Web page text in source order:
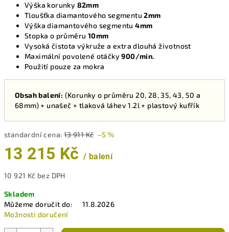
Výška korunky 82mm
Tloušťka diamantového segmentu 2mm
Výška diamantového segmentu 4mm
Stopka o průměru 10mm
Vysoká čistota výkruže a extra dlouhá životnost
Maximální povolené otáčky 900/min.
Použití pouze za mokra
Obsah balení: (Korunky o průměru 20, 28, 35, 43, 50 a
68mm) + unašeč + tlaková láhev 1.2l + plastový kufřík
standardní cena: 13 911 Kč –5 %
13 215 Kč / balení
10 921 Kč bez DPH
cena:
Skladem
Můžeme doručit do:
11.8.2026
Možnosti doručení